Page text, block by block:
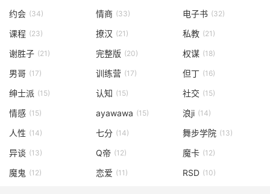
约会 (34) 情商 (33) 电子书 (32)
课程 (23) 撩汉 (21) 私教 (21)
谢胜子 (21) 完整版 (20) 权谋 (18)
男哥 (17) 训练营 (17) 但丁 (16)
绅士派 (15) 认知 (15) 社交 (15)
情感 (15) ayawawa (15) 浪ji (14)
人性 (14) 七分 (14) 舞步学院 (13)
异谈 (13) Q帝 (12) 魔卡 (12)
魔鬼 (12) 恋爱 (11) RSD (10)